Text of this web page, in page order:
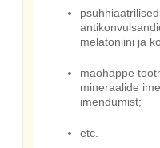
melatoniini ja
maohappe
mineraalide
imendumist;
etc.